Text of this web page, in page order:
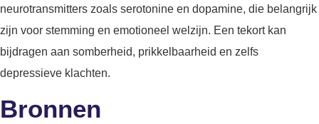
neurotransmitters zoals serotonine en dopamine, die belangrijk
zijn voor stemming en emotioneel welzijn. Een tekort kan
bijdragen aan somberheid, prikkelbaarheid en zelfs
depressieve klachten.
Bronnen